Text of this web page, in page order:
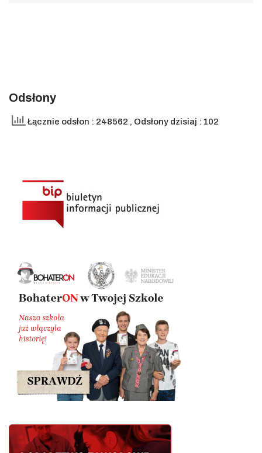
Odsłony
Łącznie odsłon : 248562 , Odsłony dzisiaj : 102